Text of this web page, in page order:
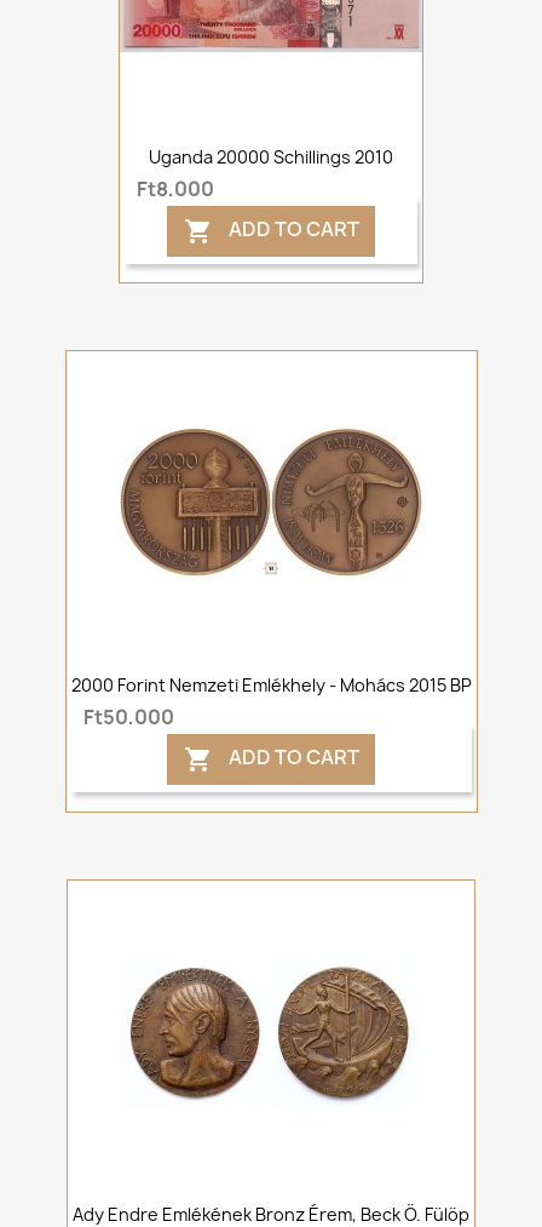
Uganda 20000 Schillings 2010
Ft8,000
 ADD TO CART
2000 Forint Nemzeti Emlékhely - Mohács 2015 BP
Ft50,000
 ADD TO CART
Ady Endre Emlékének Bronz Érem, Beck Ö. Fülöp